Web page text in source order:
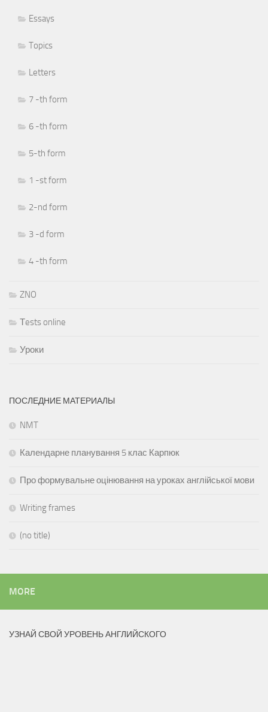
Essays
Topics
Letters
7 -th form
6 -th form
5-th form
1 -st form
2-nd form
3 -d form
4 -th form
ZNO
Тests online
Уроки
ПОСЛЕДНИЕ МАТЕРИАЛЫ
NMT
Календарне планування 5 клас Карпюк
Про формувальне оцінювання на уроках англійської мови
Writing frames
(no title)
MORE
УЗНАЙ СВОЙ УРОВЕНЬ АНГЛИЙСКОГО